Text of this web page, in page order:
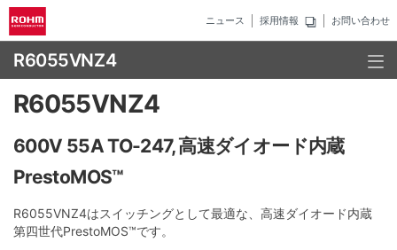
ニュース 採用情報 お問い合わせ
R6055VNZ4
R6055VNZ4
600V 55A TO-247, 高速ダイオード内蔵
PrestoMOS™
R6055VNZ4はスイッチングとして最適な、高速ダイオード内蔵
第四世代PrestoMOS™です。